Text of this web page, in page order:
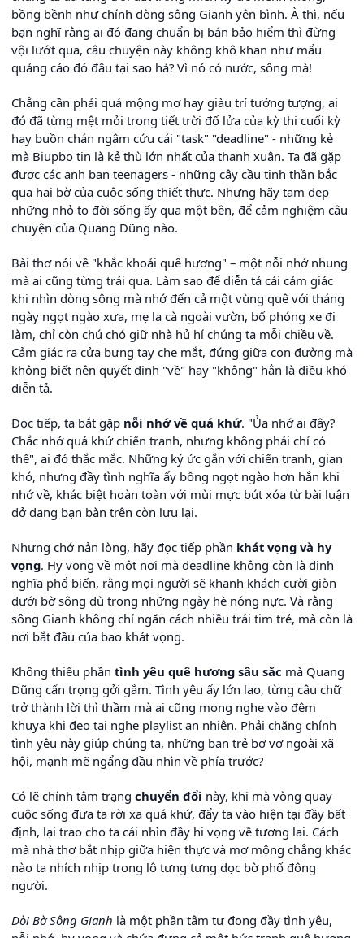
bồng bềnh như chính dòng sông Gianh yên bình. À thì, nếu
bạn nghĩ rằng ai đó đang chuẩn bị bán bảo hiểm thì đừng
vội lướt qua, câu chuyện này không khô khan như mẩu
quảng cáo đó đâu tại sao hả? Vì nó có nước, sông mà!
Chẳng cần phải quá mộng mơ hay giàu trí tưởng tượng, ai
đó đã từng mệt mỏi trong tiết trời đổ lửa của kỳ thi cuối kỳ
hay buồn chán ngâm cứu cái "task" "deadline" - những kẻ
mà Biupbo tin là kẻ thù lớn nhất của thanh xuân. Ta đã gặp
được các anh bạn teenagers - những cây cầu tinh thần bắc
qua hai bờ của cuộc sống thiết thực. Nhưng hãy tạm dẹp
những nhỏ to đời sống ấy qua một bên, để cảm nghiệm câu
chuyện của Quang Dũng nào.
Bài thơ nói về "khắc khoải quê hương" – một nỗi nhớ nhung
mà ai cũng từng trải qua. Làm sao để diễn tả cái cảm giác
khi nhìn dòng sông mà nhớ đến cả một vùng quê với tháng
ngày ngọt ngào xưa, mẹ la cà ngoài vườn, bố phóng xe đi
làm, chỉ còn chú chó giữ nhà hủ hí chúng ta mỗi chiều về.
Cảm giác ra cửa bưng tay che mắt, đứng giữa con đường mà
không biết nên quyết định "về" hay "không" hẳn là điều khó
diễn tả.
Đọc tiếp, ta bắt gặp nỗi nhớ về quá khứ. "Ủa nhớ ai đây?
Chắc nhớ quá khứ chiến tranh, nhưng không phải chỉ có
thế", ai đó thắc mắc. Những ký ức gắn với chiến tranh, gian
khó, nhưng đầy tình nghĩa ấy bỗng ngọt ngào hơn hẳn khi
nhớ về, khác biệt hoàn toàn với mùi mực bút xóa từ bài luận
dở dang bạn bàn trên còn lưu lại.
Nhưng chớ nản lòng, hãy đọc tiếp phần khát vọng và hy
vọng. Hy vọng về một nơi mà deadline không còn là định
nghĩa phổ biến, rằng mọi người sẽ khanh khách cười giòn
dưới bờ sông dù trong những ngày hè nóng nực. Và rằng
sông Gianh không chỉ ngăn cách nhiều trái tim trẻ, mà còn là
nơi bắt đầu của bao khát vọng.
Không thiếu phần tình yêu quê hương sâu sắc mà Quang
Dũng cẩn trọng gởi gắm. Tình yêu ấy lớn lao, từng câu chữ
trở thành lời thì thầm mà ai cũng mong nghe vào đêm
khuya khi đeo tai nghe playlist an nhiên. Phải chăng chính
tình yêu này giúp chúng ta, những bạn trẻ bơ vơ ngoài xã
hội, mạnh mẽ ngẩng đầu nhìn về phía trước?
Có lẽ chính tâm trạng chuyển đổi này, khi mà vòng quay
cuộc sống đưa ta rời xa quá khứ, đẩy ta vào hiện tại đầy bất
định, lại trao cho ta cái nhìn đầy hi vọng về tương lai. Cách
mà nhà thơ bắt nhịp giữa hiện thực và mơ mộng chẳng khác
nào ta nhích nhịp trong lô tưng tưng dọc bờ phố đông
người.
Dòi Bờ Sông Gianh là một phần tâm tư đong đầy tình yêu,